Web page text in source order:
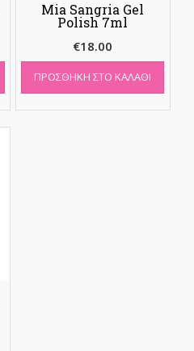
Mia Sangria Gel
Polish 7ml
€18.00
ΠΡΟΣΘΉΚΗ ΣΤΟ ΚΑΛΆΘΙ